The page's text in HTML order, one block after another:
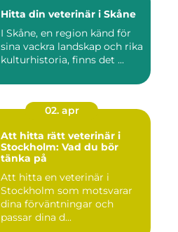
Hitta din veterinär i Skåne
I Skåne, en region känd för
sina vackra landskap och rika
kulturhistoria, finns det ...
02. apr
Att hitta rätt veterinär i
Stockholm: Vad du bör
tänka på
Att hitta en veterinär i
Stockholm som motsvarar
dina förväntningar och
passar dina d...